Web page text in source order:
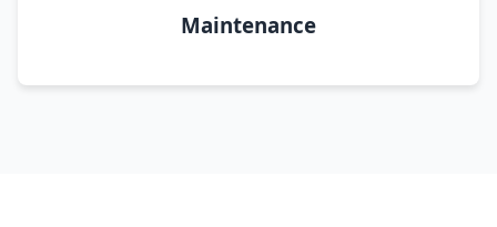
Maintenance